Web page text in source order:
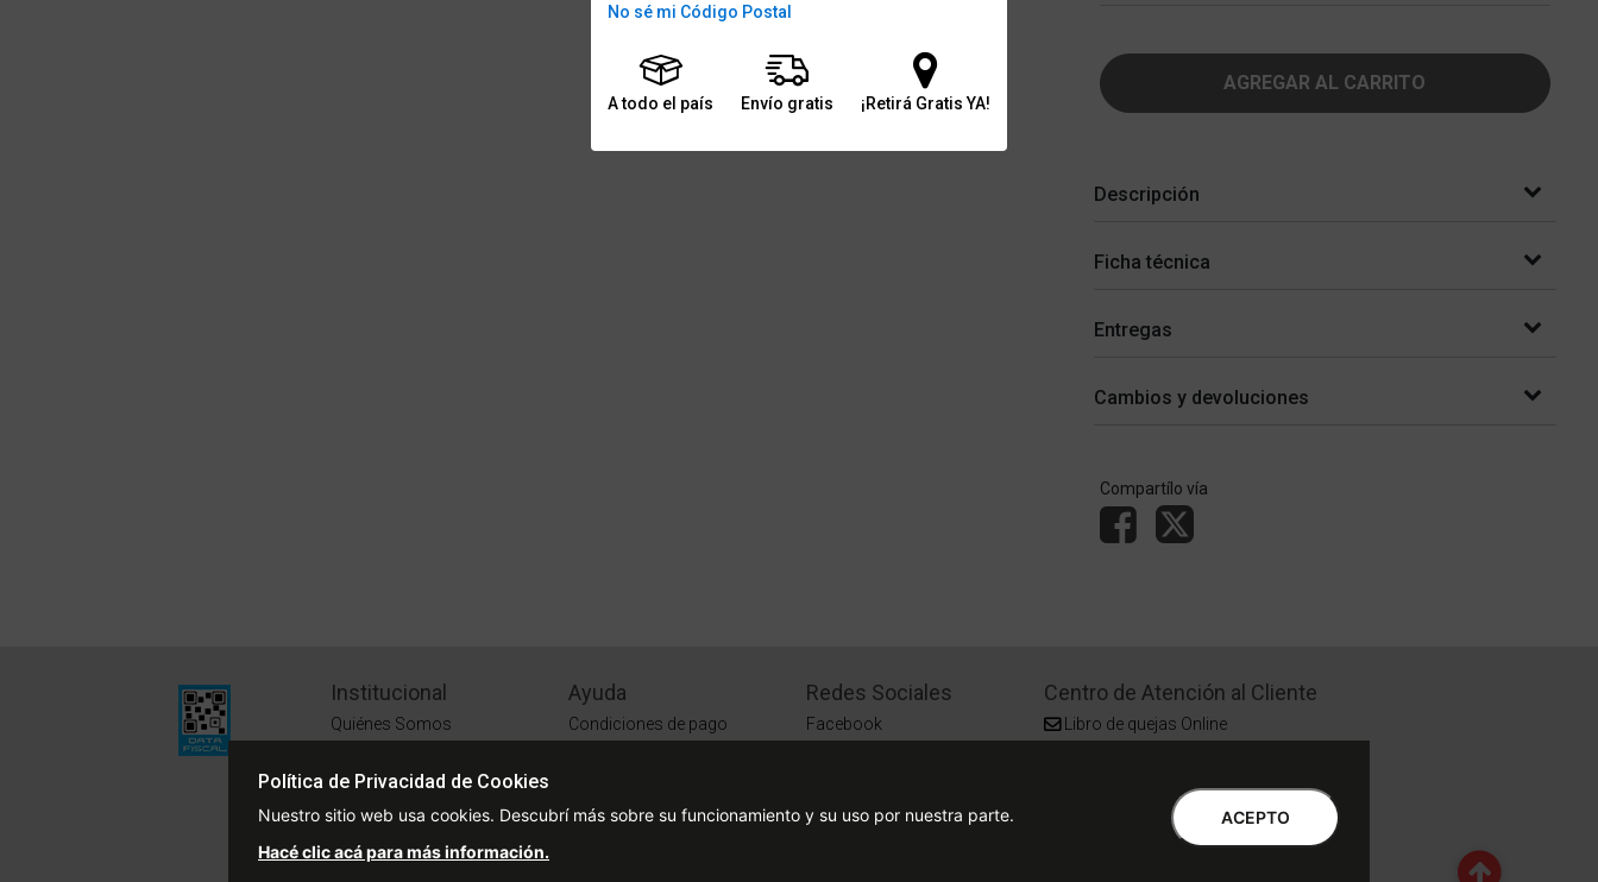
No sé mi Código Postal
A todo el país Envío gratis ¡Retirá Gratis YA!
AGREGAR AL CARRITO
Descripción
Ficha técnica
Entregas
Cambios y devoluciones
Compartílo vía
Institucional
Quiénes Somos
Ayuda
Condiciones de pago
Redes Sociales
Facebook
Centro de Atención al Cliente
Libro de quejas Online
0810-888-3398 | Lu a Vi 9 a 18 | Sa 9 a 17
Política de Privacidad de Cookies
Nuestro sitio web usa cookies. Descubrí más sobre su funcionamiento y su uso por nuestra parte.
Hacé clic acá para más información.
ACEPTO